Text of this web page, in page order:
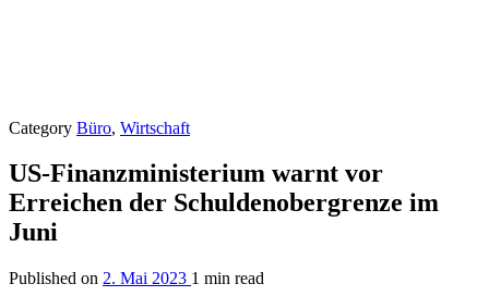
Category Büro, Wirtschaft
US-Finanzministerium warnt vor
Erreichen der Schuldenobergrenze im
Juni
Published on 2. Mai 2023 1 min read